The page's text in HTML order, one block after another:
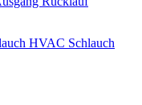
HVAC Schlauch